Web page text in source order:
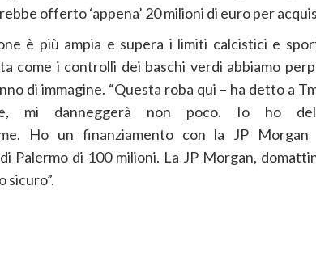
offerto ‘appena’ 20 milioni di euro per
è più ampia e supera i limiti calcistici e
come i controlli dei baschi verdi abbiamo
di immagine. “Questa roba qui – ha detto a
mi danneggerà non poco. Io ho
Ho un finanziamento con la JP
Palermo di 100 milioni. La JP Morgan,
sicuro”.